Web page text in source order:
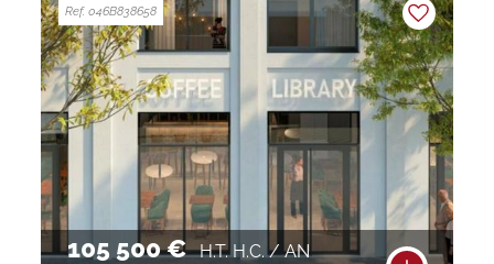
105 500 € H.T. H.C. / AN
Ref. 046B838658